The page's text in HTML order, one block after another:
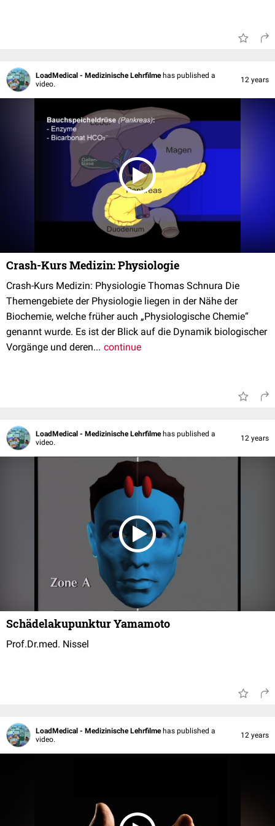
LoadMedical - Medizinische Lehrfilme has published a
video.
12 years
Crash-Kurs Medizin: Physiologie
Crash-Kurs Medizin: Physiologie Thomas Schnura Die
Themengebiete der Physiologie liegen in der Nähe der
Biochemie, welche früher auch „Physiologische Chemie“
genannt wurde. Es ist der Blick auf die Dynamik biologischer
Vorgänge und deren... continue
LoadMedical - Medizinische Lehrfilme has published a
video.
12 years
Schädelakupunktur Yamamoto
Prof.Dr.med. Nissel
LoadMedical - Medizinische Lehrfilme has published a
video.
12 years